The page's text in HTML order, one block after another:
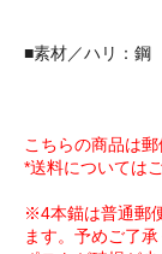
■素材／ハリ：鋼
こちらの商品は郵
*送料については
※4本錨は普通郵
ます。予めご了